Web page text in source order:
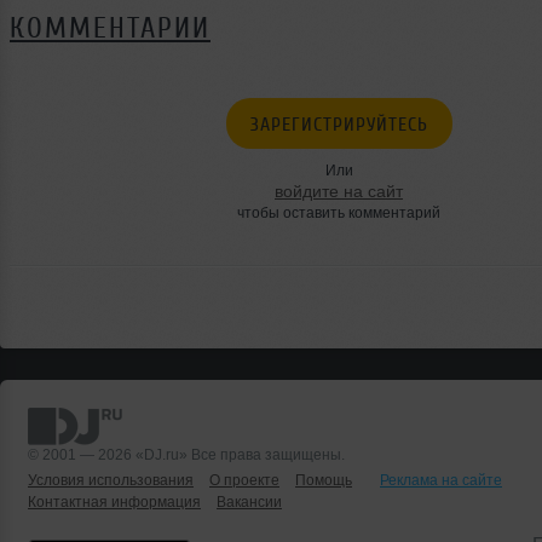
КОММЕНТАРИИ
ЗАРЕГИСТРИРУЙТЕСЬ
Или
войдите на сайт
чтобы оставить комментарий
© 2001 — 2026 «DJ.ru» Все права защищены.
Условия использования
О проекте Помощь
Реклама на сайте
Контактная информация
Вакансии